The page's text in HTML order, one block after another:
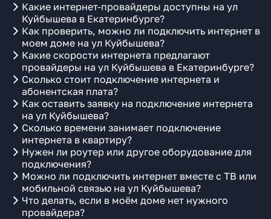
Какие интернет-провайдеры доступны на ул
Куйбышева в Екатеринбурге?
Как проверить, можно ли подключить интернет в
моем доме на ул Куйбышева?
Какие скорости интернета предлагают
провайдеры на ул Куйбышева в Екатеринбурге?
Сколько стоит подключение интернета и
абонентская плата?
Как оставить заявку на подключение интернета
на ул Куйбышева?
Сколько времени занимает подключение
интернета в квартиру?
Нужен ли роутер или другое оборудование для
подключения?
Можно ли подключить интернет вместе с ТВ или
мобильной связью на ул Куйбышева?
Что делать, если в моём доме нет нужного
провайдера?